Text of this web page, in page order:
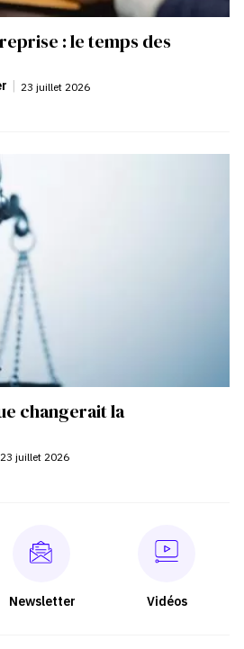
: le temps des
| 23 juillet 2026
changerait la
23 juillet 2026
Newsletter Vidéos